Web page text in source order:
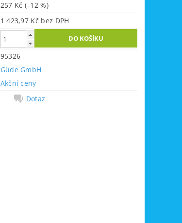
257 Kč (–12 %)
1 423,97 Kč bez DPH
95326
Güde GmbH
Akční ceny
Dotaz